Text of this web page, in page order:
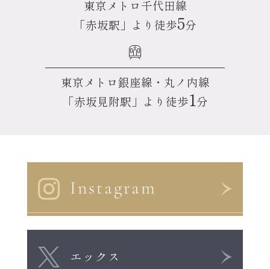
東京メトロ千代田線
「赤坂駅」より徒歩5分
東京メトロ銀座線・丸ノ内線
「赤坂見附駅」より徒歩1 分
Instagram
エックス